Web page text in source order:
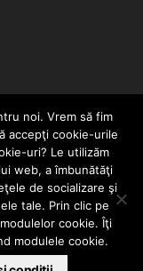
noi. Vrem să fim
accepţi cookie-urile
uri? Le utilizăm
web, a îmbunătăţi
de socializare şi
tale. Prin clic pe
cookie. Îţi
modulele cookie.